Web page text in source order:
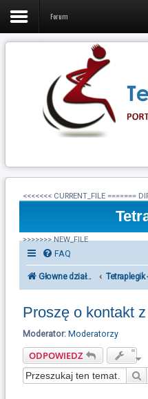
Forum
<<<<<<< CURRENT_FILE =======
>>>>>>> NEW_FILE
FAQ
Głowne działy forumTetraplegik
Proszę o kontakt
Moderator: Moderatorzy
ODPOWIEDZ